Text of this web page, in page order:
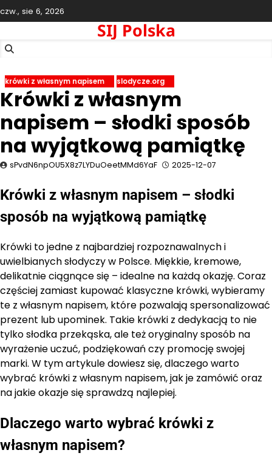
Skip
to
czw., sie 6, 2026
SIJ Polska
krówki z własnym napisem slodycze.org
Krówki z własnym
napisem – słodki sposób
na wyjątkową pamiątkę
sPvdN6npOU5X8z7LYDuOeetMMd6YaF 2025-12-07
Krówki z własnym napisem – słodki
sposób na wyjątkową pamiątkę
Krówki to jedne z najbardziej rozpoznawalnych i
uwielbianych słodyczy w Polsce. Miękkie, kremowe,
delikatnie ciągnące się – idealne na każdą okazję. Coraz
częściej zamiast kupować klasyczne krówki, wybieramy
te z własnym napisem, które pozwalają spersonalizować
prezent lub upominek. Takie krówki z dedykacją to nie
tylko słodka przekąska, ale też oryginalny sposób na
wyrażenie uczuć, podziękowań czy promocję swojej
marki. W tym artykule dowiesz się, dlaczego warto
wybrać krówki z własnym napisem, jak je zamówić oraz
na jakie okazje się sprawdzą najlepiej.
Dlaczego warto wybrać krówki z
własnym napisem?